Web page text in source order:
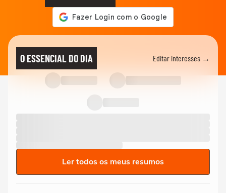
O ESSENCIAL DO DIA Editar interesses →
Ler todos os meus resumos